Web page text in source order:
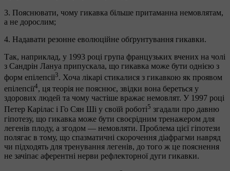
3. Пояснювати, чому гикавка більше притаманна немовлятам,
а не дорослим;
4. Надавати резонне еволюційне обґрунтування гикавки.
Так, наприклад, у 1993 році група французьких вчених на чолі
з Сандрін Лануа припускала, що гикавка може бути однією з
форм епілепсії3. Хоча лікарі стикалися з гикавкою як проявом
епілепсії4, ця теорія не пояснює, звідки вона береться у
здорових людей та чому частіше вражає немовлят. У 1997 році
Петер Карілас і Го Сян Ші у своїй роботі5 згадали про давню
гіпотезу, що гикавка може бути своєрідним тренажером для
легенів плоду, а згодом — немовляти. Проблема цієї гіпотези
полягає в тому, що спазматичні скорочення діафрагми навряд
чи підходять для тренування легенів, до того ж це пояснення
не зачіпає аферентні нерви рефлекторної дуги гикавки.